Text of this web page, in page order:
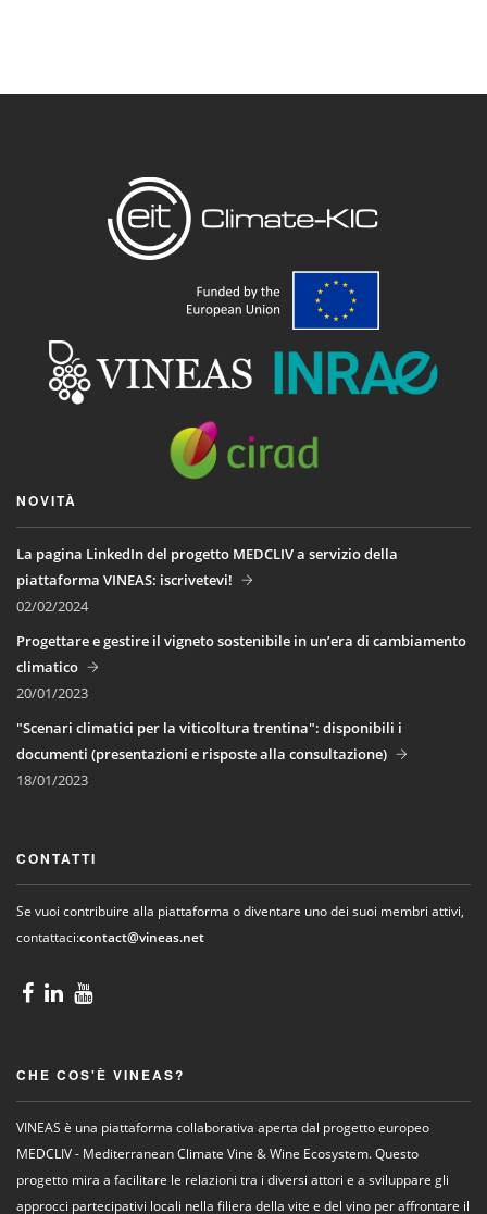
NOVITÀ
La pagina LinkedIn del progetto MEDCLIV a servizio della
piattaforma VINEAS: iscrivetevi!
02/02/2024
Progettare e gestire il vigneto sostenibile in un’era di cambiamento
climatico
20/01/2023
"Scenari climatici per la viticoltura trentina": disponibili i
documenti (presentazioni e risposte alla consultazione)
18/01/2023
CONTATTI
Se vuoi contribuire alla piattaforma o diventare uno dei suoi membri attivi,
contattaci:contact@vineas.net
CHE COS'È VINEAS?
VINEAS è una piattaforma collaborativa aperta dal progetto europeo
MEDCLIV - Mediterranean Climate Vine & Wine Ecosystem. Questo
progetto mira a facilitare le relazioni tra i diversi attori e a sviluppare gli
approcci partecipativi locali nella filiera della vite e del vino per affrontare il